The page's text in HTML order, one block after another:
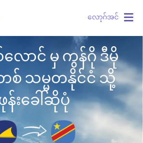
လော့ဂ်အင်
ောင် မှ ကွန်ဂို ဒီမို
သမ္မတနိုင်ငံ သို့
န်းခေါ်ဆိုပုံ